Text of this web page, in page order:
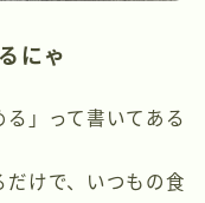
にゃ
」って書いてある
だけで、いつもの食